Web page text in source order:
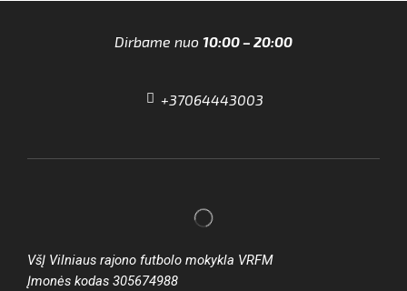
Dirbame nuo 10:00 – 20:00
+37064443003
VšĮ Vilniaus rajono futbolo mokykla VRFM
Įmonės kodas 305674988